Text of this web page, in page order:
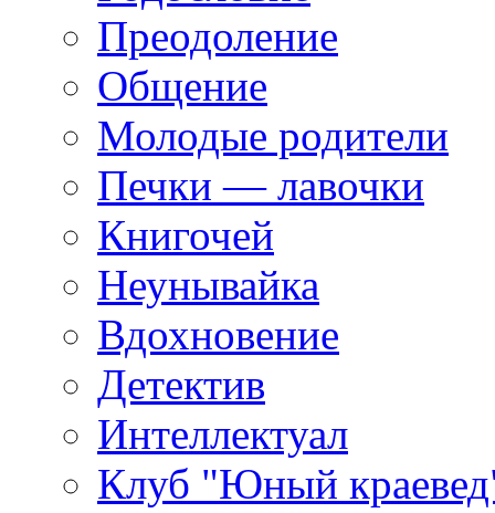
Преодоление
Общение
Молодые родители
Печки — лавочки
Книгочей
Неунывайка
Вдохновение
Детектив
Интеллектуал
Клуб "Юный